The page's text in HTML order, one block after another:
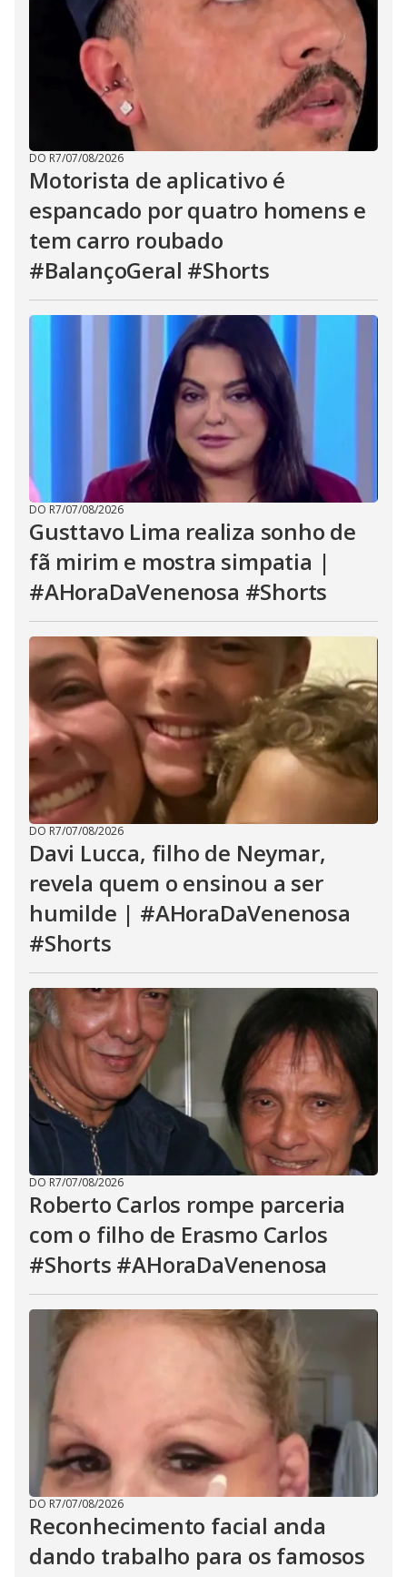
DO R7/07/08/2026
Motorista de aplicativo é
espancado por quatro homens e
tem carro roubado
#BalançoGeral #Shorts
DO R7/07/08/2026
Gusttavo Lima realiza sonho de
fã mirim e mostra simpatia |
#AHoraDaVenenosa #Shorts
DO R7/07/08/2026
Davi Lucca, filho de Neymar,
revela quem o ensinou a ser
humilde | #AHoraDaVenenosa
#Shorts
DO R7/07/08/2026
Roberto Carlos rompe parceria
com o filho de Erasmo Carlos
#Shorts #AHoraDaVenenosa
DO R7/07/08/2026
Reconhecimento facial anda
dando trabalho para os famosos